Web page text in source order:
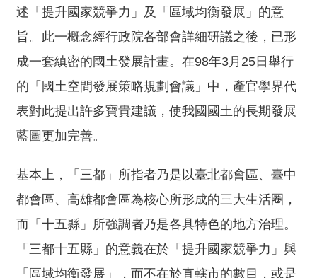
訊
快
遞
主
題
服
務
互
動
交
流
述「提升國家競爭力」及「區域均衡發展」的意
旨。此一概念經行政院各部會詳細研議之後，已形
成一套縝密的國土發展計畫。在98年3月25日舉行
的「國土空間發展策略規劃會議」中，產官學界代
表對此提出許多寶貴建議，使我國國土的長期發展
藍圖更加完善。
基本上，「三都」所指者乃是以臺北都會區、臺中
都會區、高雄都會區為核心所形成的三大生活圈，
而「十五縣」所強調者乃是各具特色的地方治理。
「三都十五縣」的意義在於「提升國家競爭力」與
「區域均衡發展」，而不在於直轄市的數目，或是